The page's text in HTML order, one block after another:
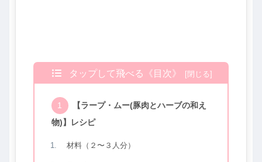
タップして飛べる《目次》
【ラープ・ムー(豚肉とハーブの和え
物)】レシピ
材料（２〜３人分）